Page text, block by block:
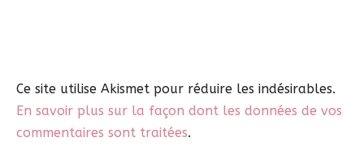
Ce site utilise Akismet pour réduire les indésirables.
En savoir plus sur la façon dont les données de vos
commentaires sont traitées.